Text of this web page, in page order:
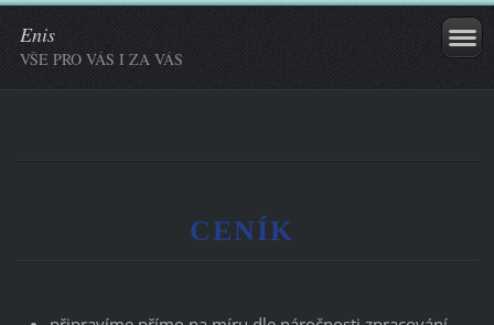
Enis
VŠE PRO VÁS I ZA VÁS
CENÍK